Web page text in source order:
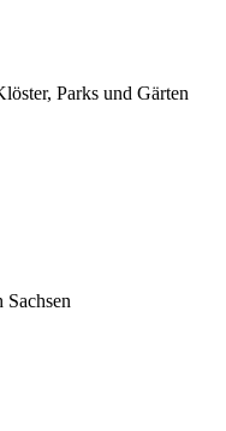
Parks und Gärten